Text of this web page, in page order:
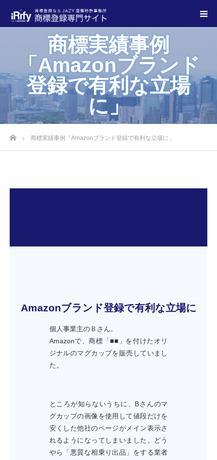
商標実績事例
「Amazonブランド
登録で有利な立場
に」
商標実績事例「Amazonブランド登録で有利な立場に」
Amazonブランド登録で有利な立場に
個人事業主のＢさん。
Amazonで、商標「■■」を付けたオリ
ジナルのマグカップを販売していまし
た。
ところが知らないうちに、Bさんのマ
グカップの画像を使用して値段だけを
安くした他社のページがメイン表示さ
れるようになってしまいました。どう
やら「悪質な相乗り出品」をする業者